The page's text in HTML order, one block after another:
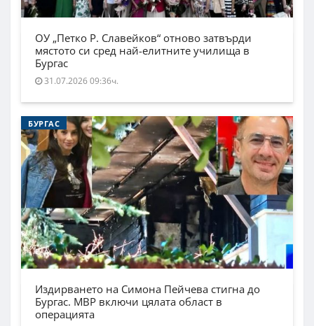
ОУ „Петко Р. Славейков“ отново затвърди
мястото си сред най-елитните училища в
Бургас
31.07.2026 09:36ч.
БУРГАС
Издирването на Симона Пейчева стигна до
Бургас. МВР включи цялата област в
операцията